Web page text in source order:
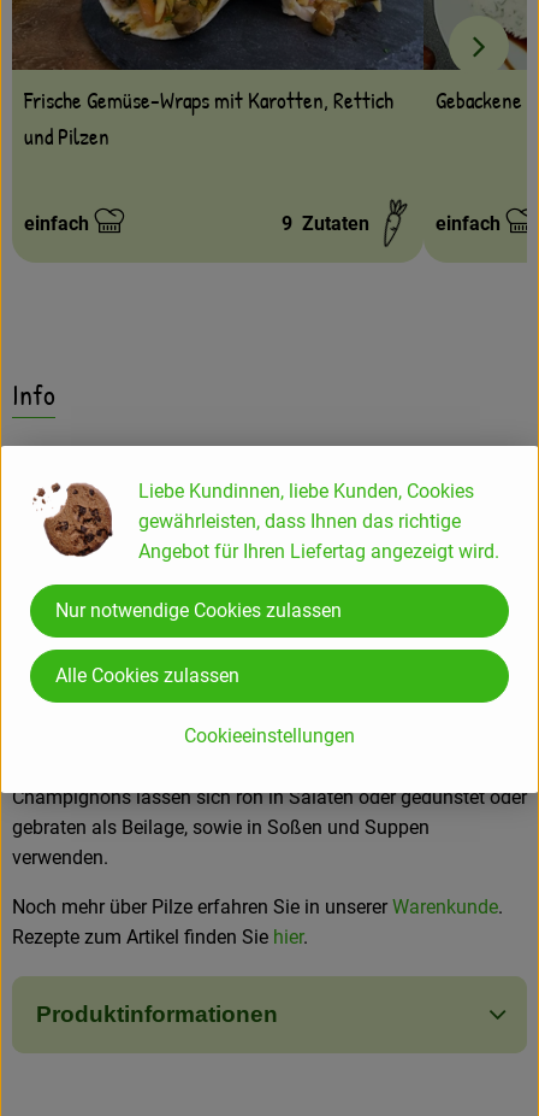
Frische Gemüse-Wraps mit Karotten, Rettich
und Pilzen
Schwierigkeit:
einfach 9 Zutaten einfach
Info
weiß, cremefarben, gelblich über hellbraun bis sattbraun sind
die Farbvariationen vielfältig. Je dunkler die Färbung des
Pilzes, desto aromatischer ist sein Geschmack.
Champignons sind ausgesprochen kalorienarm, aber reich
an Eiweiß, den Vitaminen der B-Gruppe und an
Mineralstoffen. Champignons stärken das Wachstum,
Champignons lassen sich roh in Salaten oder gedünstet oder
gebraten als Beilage, sowie in Soßen und Suppen
verwenden.
Noch mehr über Pilze erfahren Sie in unserer Warenkunde.
Rezepte zum Artikel finden Sie hier.
Produktinformationen
Liebe Kundinnen, liebe Kunden, Cookies
gewährleisten, dass Ihnen das richtige
Angebot für Ihren Liefertag angezeigt wird.
Cookieeinstellungen
Nur notwendige Cookies zulassen
Alle Cookies zulassen